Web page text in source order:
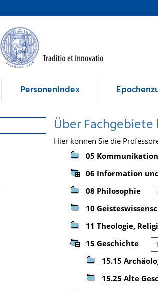
Personenindex
Über
Hier können Sie die
05
06 Information
08 Philosophie
10
11 Theologie,
15 Geschichte
15.15
15.25 Alte